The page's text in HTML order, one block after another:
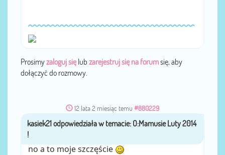
Prosimyzaloguj sięlub zarejestruj się na forumsię, aby
dołączyć do rozmowy.
12 lata 2 miesiąc temu #880229
przez kasiek21
no a to moje szczęście